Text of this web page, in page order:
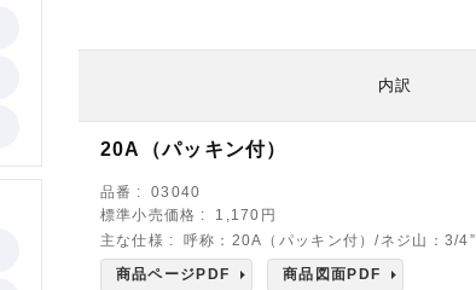
内訳
20A（パッキン付）
品番
03040
標準小売価格
1,170円
主な仕様
呼称：20A（パッキン付）/ネジ山：3/4”
商品ページPDF
商品図面PDF